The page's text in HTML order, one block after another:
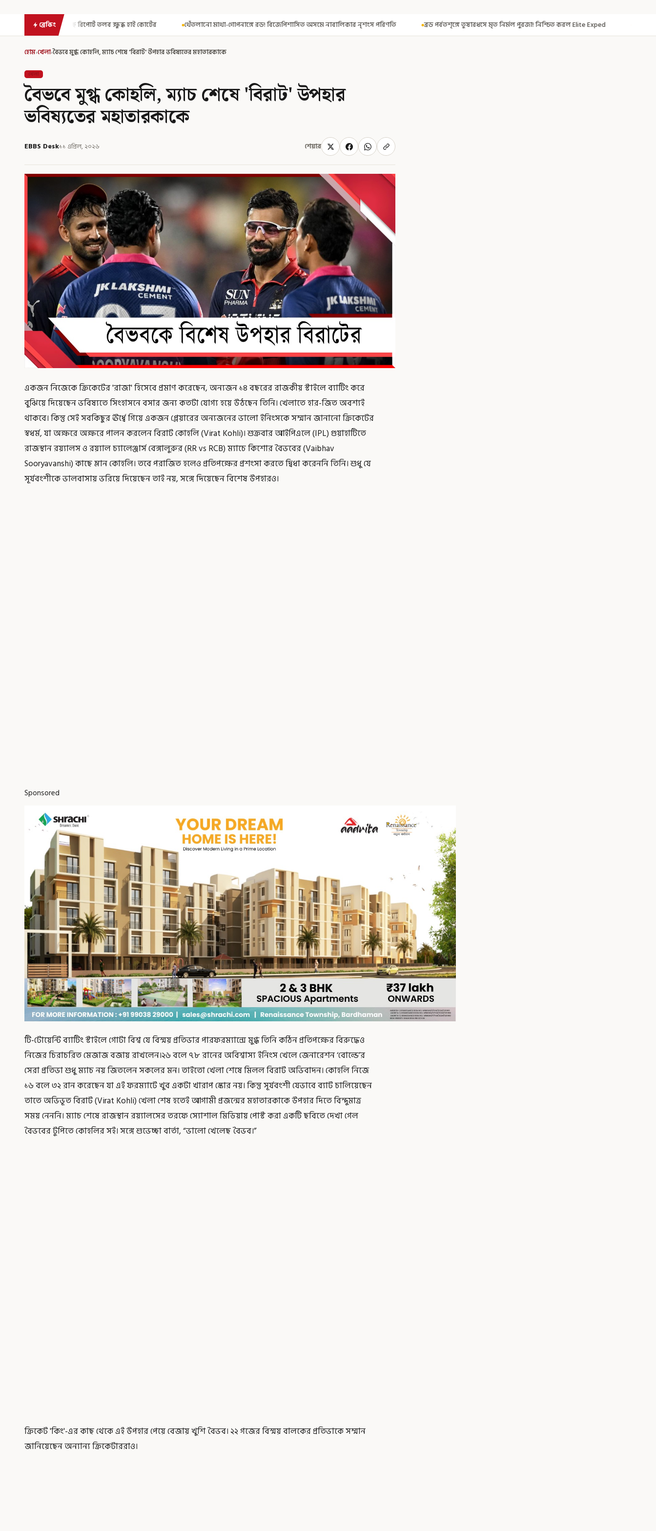
ব্রেকিং
রিপোর্ট তলব ক্ষুব্ধ হাই কোর্টের থেঁতলানো মাথা-গোপনাঙ্গে রড! বিজেপিশাসিত অসমে নাবালিকার নৃশংস পরিণতি ব্রড পর্বতশৃঙ্গে তুষারধসে মৃত নির্মল পুরজা! নিশ্চিত করল Elite Exped নাগরিকত্ব দিতেই CAA! ৩০০
হোম›খেলা›বৈভবে মুগ্ধ কোহলি, ম্যাচ শেষে 'বিরাট' উপহার ভবিষ্যতের মহাতারকাকে
খেলা
বৈভবে মুগ্ধ কোহলি, ম্যাচ শেষে 'বিরাট' উপহার
ভবিষ্যতের মহাতারকাকে
EBBS Desk১১ এপ্রিল, ২০২৬ শেয়ার
একজন নিজেকে ক্রিকেটের 'রাজা' হিসেবে প্রমাণ করেছেন, অন্যজন ১৪ বছরের রাজকীয় স্টাইলে ব্যাটিং করে
বুঝিয়ে দিয়েছেন ভবিষ্যতে সিংহাসনে বসার জন্য কতটা যোগ্য হয়ে উঠছেন তিনি। খেলাতে হার-জিত অবশ্যই
থাকবে। কিন্তু সেই সবকিছুর ঊর্ধ্বে গিয়ে একজন প্লেয়ারের অন্যজনের ভালো ইনিংসকে সম্মান জানানো ক্রিকেটের
স্বধর্ম, যা অক্ষরে অক্ষরে পালন করলেন বিরাট কোহলি (Virat Kohli)। শুক্রবার আইপিএলে (IPL) গুয়াহাটিতে
রাজস্থান রয়‍্যালস ও রয়‍্যাল চ্যালেঞ্জার্স বেঙ্গালুরুর (RR vs RCB) ম্যাচে কিশোর বৈভবের (Vaibhav
Sooryavanshi) কাছে ম্লান কোহলি। তবে পরাজিত হলেও প্রতিপক্ষের প্রশংসা করতে দ্বিধা করেননি তিনি। শুধু যে
সূর্যবংশীকে ভালবাসায় ভরিয়ে দিয়েছেন তাই নয়, সঙ্গে দিয়েছেন বিশেষ উপহারও।
Sponsored
টি-টোয়েন্টি ব্যাটিং স্টাইলে গোটা বিশ্ব যে বিস্ময় প্রতিভার পারফরম্যান্সে মুগ্ধ তিনি কঠিন প্রতিপক্ষের বিরুদ্ধেও
নিজের চিরাচরিত মেজাজ বজায় রাখলেন।২৬ বলে ৭৮ রানের অবিশ্বাস্য ইনিংস খেলে জেনারেশন ‘বোল্ডে’র
সেরা প্রতিভা শুধু ম্যাচ নয় জিতলেন সকলের মন। তাইতো খেলা শেষে মিলল বিরাট অভিবাদন। কোহলি নিজে
১৬ বলে ৩২ রান করেছেন যা এই ফরম্যাটে খুব একটা খারাপ স্কোর নয়। কিন্তু সূর্যবংশী যেভাবে ব্যাট চালিয়েছেন
তাতে অভিভূত বিরাট (Virat Kohli) খেলা শেষ হতেই আগামী প্রজন্মের মহাতারকাকে উপহার দিতে বিন্দুমাত্র
সময় নেননি। ম্যাচ শেষে রাজস্থান রয়্যালসের তরফে স্যোশাল মিডিয়ায় পোস্ট করা একটি ছবিতে দেখা গেল
বৈভবের টুপিতে কোহলির সই। সঙ্গে শুভেচ্ছা বার্তা, “ভালো খেলেছ বৈভব।”
ক্রিকেট 'কিং'-এর কাছ থেকে এই উপহার পেয়ে বেজায় খুশি বৈভব। ২২ গজের বিস্ময় বালকের প্রতিভাকে সম্মান
জানিয়েছেন অন্যান্য ক্রিকেটাররাও।